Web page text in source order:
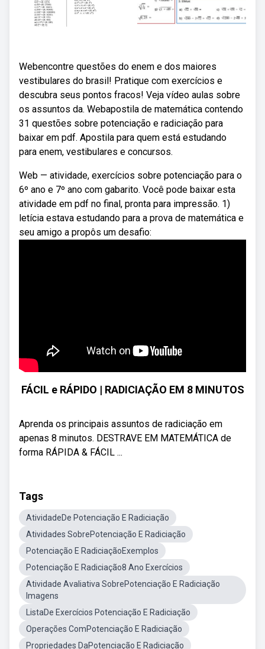
Webencontre questões do enem e dos maiores
vestibulares do brasil! Pratique com exercícios e
descubra seus pontos fracos! Veja vídeo aulas sobre
os assuntos da. Webapostila de matemática contendo
31 questões sobre potenciação e radiciação para
baixar em pdf. Apostila para quem está estudando
para enem, vestibulares e concursos.
Web — atividade, exercícios sobre potenciação para o
6º ano e 7º ano com gabarito. Você pode baixar esta
atividade em pdf no final, pronta para impressão. 1)
letícia estava estudando para a prova de matemática e
seu amigo a propôs um desafio:
FÁCIL e RÁPIDO | RADICIAÇÃO EM 8 MINUTOS
Aprenda os principais assuntos de radiciação em
apenas 8 minutos. DESTRAVE EM MATEMÁTICA de
forma RÁPIDA & FÁCIL ...
Tags
AtividadeDe Potenciação E Radiciação
Atividades SobrePotenciação E Radiciação
Potenciação E RadiciaçãoExemplos
Potenciação E Radiciação8 Ano Exercícios
Atividade Avaliativa SobrePotenciação E Radiciação
Imagens
ListaDe Exercícios Potenciação E Radiciação
Operações ComPotenciação E Radiciação
Propriedades DaPotenciação E Radiciação